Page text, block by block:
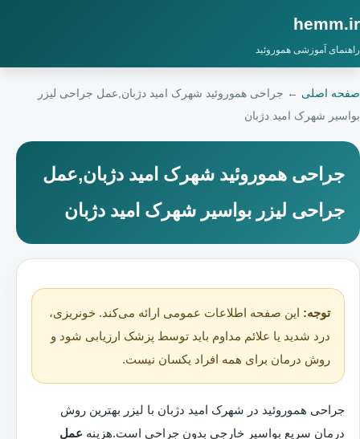
hemm.ir
راهنمای آموزشی هموروئید
صفحه اصلی ← جراحی هموروئید شهرک امید دژبان,عمل جراحی لیزر
بواسیر شهرک امید دژبان
جراحی هموروئید شهرک امید دژبان,عمل
جراحی لیزر بواسیر شهرک امید دژبان
توجه: این صفحه اطلاعات عمومی ارائه می‌کند. خونریزی،
درد شدید یا علائم مداوم باید توسط پزشک ارزیابی شود و
روش درمان برای همه افراد یکسان نیست.
جراحی هموروئید در شهرک امید دژبان با لیزر بهترین روش
درمان سریع بواسیر خارجی بدون جراحی است.هزینه عمل